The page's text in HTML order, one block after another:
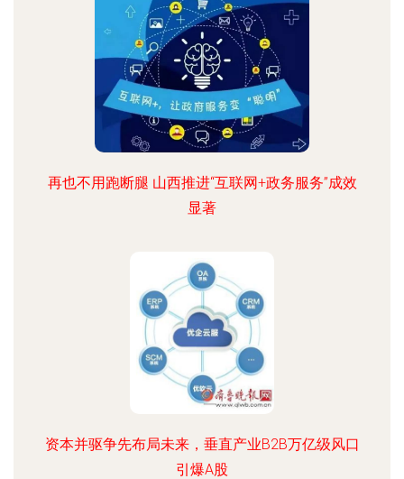
再也不用跑断腿 山西推进“互联网+政务服务”成效
显著
资本并驱争先布局未来，垂直产业B2B万亿级风口
引爆A股